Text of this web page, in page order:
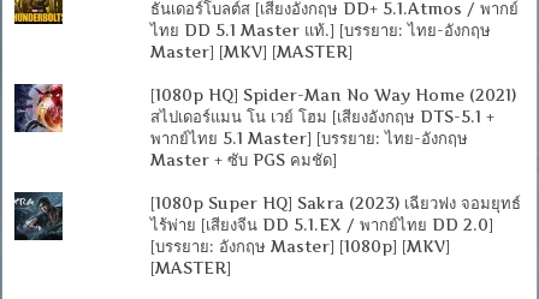
ธันเดอร์โบลต์ส [เสียงอังกฤษ DD+ 5.1.Atmos / พากย์
ไทย DD 5.1 Master แท้.] [บรรยาย: ไทย-อังกฤษ
Master] [MKV] [MASTER]
[1080p HQ] Spider-Man No Way Home (2021)
สไปเดอร์แมน โน เวย์ โฮม [เสียงอังกฤษ DTS-5.1 +
พากย์ไทย 5.1 Master] [บรรยาย: ไทย-อังกฤษ
Master + ซับ PGS คมชัด]
[1080p Super HQ] Sakra (2023) เฉียวฟง จอมยุทธ์
ไร้พ่าย [เสียงจีน DD 5.1.EX / พากย์ไทย DD 2.0]
[บรรยาย: อังกฤษ Master] [1080p] [MKV]
[MASTER]